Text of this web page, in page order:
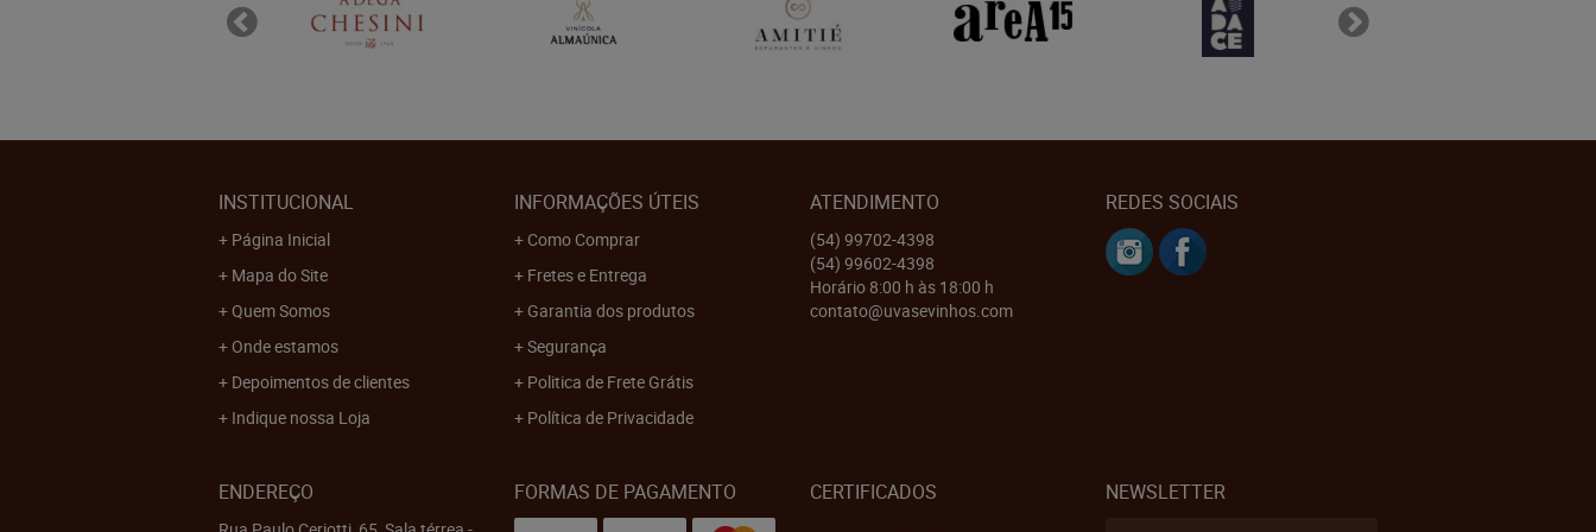
INSTITUCIONAL
Página Inicial
Mapa do Site
Quem Somos
Onde estamos
Depoimentos de clientes
Indique nossa Loja
INFORMAÇÕES ÚTEIS
Como Comprar
Fretes e Entrega
Garantia dos produtos
Segurança
Politica de Frete Grátis
Política de Privacidade
ATENDIMENTO
(54) 99702-4398
(54) 99602-4398
Horário 8:00 h às 18:00 h
contato@uvasevinhos.com
REDES SOCIAIS
ENDEREÇO FORMAS DE PAGAMENTO CERTIFICADOS NEWSLETTER